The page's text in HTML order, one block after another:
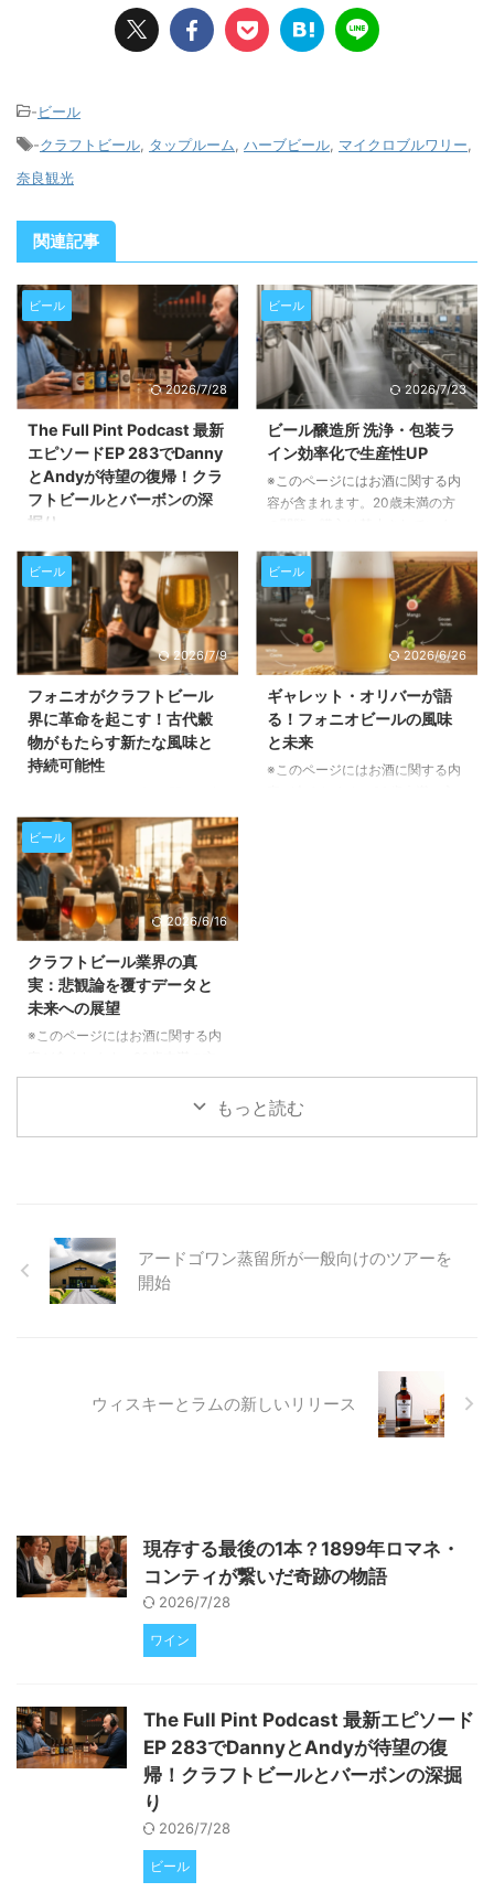
-ビール
-クラフトビール タップルーム ハーブビール マイクロブルワリー
奈良観光
関連記事
ビール
2026/7/28
The Full Pint Podcast 最新
エピソードEP 283でDanny
とAndyが待望の復帰！クラ
フトビールとバーボンの深
掘り
※このページにはお酒に関する内
容が含まれます。20歳未満の方
の閲覧・購入は禁止されていま
す。 この記事では、人気クラフ
トビールポッドキャスト「The
Full Pint Podcast」の最新エピソ
す。長期休暇を経て復帰したパー
ソナリティのDannyとAndyが、
ビール業界のトレンドやバーボン
市場との比較について語り合う、
す。クラフトビール愛好家はもち
ろん、市場の動向に興味がある方
もぜひご一読ください。 長期休
暇を経て待望の復帰！「The Fu
...
ビール
2026/7/23
ビール醸造所 洗浄・包装ラ
イン効率化で生産性UP
※このページにはお酒に関する内
容が含まれます。20歳未満の方
所におけるタンク洗浄、衛生管
理、そして包装ラインの効率化が
いかに重要か、そしてそれらを実
現するための具体的な方法につい
て詳しく解説します。生産性向上
とコスト削減に繋がるヒントが満
載です。 醸造所の衛生管理がな
ぜ重要なのか ビール醸造所にと
って、衛生管理は単に清潔さを保
つ以上の意味を持ちます。これ
ビール
2026/7/9
フォニオがクラフトビール
界に革命を起こす！古代穀
物がもたらす新たな風味と
持続可能性
容が含まれます。20歳未満の方
の閲覧・購入は禁止されていま
す。 近年、クラフトビール業界
でひそかに注目を集めている「フ
ォニオ」という古代穀物をご存存
じでしょうか。西アフリカ原産の
に革新をもたらすだけでなく、持
続可能な農業や地域経済の活性化
にも貢献する可能性を秘めていま
す。この記事では、フォニオがど
足跡を残し、未来のビールを形作
ろうとしているのかを詳しくご紹
ビール
2026/6/26
ギャレット・オリバーが語
る！フォニオビールの風味
と未来
※このページにはお酒に関する内
から西アフリカで栽培されてき
た、非常に歴史の古い穀物です。
この「奇跡の穀物」と呼ばれるフ
ビール
2026/6/16
クラフトビール業界の真
実：悲観論を覆すデータと
未来への展望
※このページにはお酒に関する内
の閲覧・購入は禁止されていま
す。 クラフトビール業界を取り
ていきます。表面的な情報だけで
は見えない、クラフトビールの多
様な側面と成長の可能性を一緒に
もっと読む
アードゴワン蒸留所が一般向けのツアーを
開始
ウィスキーとラムの新しいリリース
現存する最後の1本？1899年ロマネ・
コンティが繋いだ奇跡の物語
2026/7/28
ワイン
The Full Pint Podcast 最新エピソード
EP 283でDannyとAndyが待望の復
帰！クラフトビールとバーボンの深掘
り
2026/7/28
ビール